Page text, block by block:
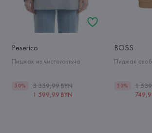
Peserico
Пиджак из чистого льна
50%
3 359,99 BYN
1 599,99 BYN
BOSS
Пиджак
50%
1